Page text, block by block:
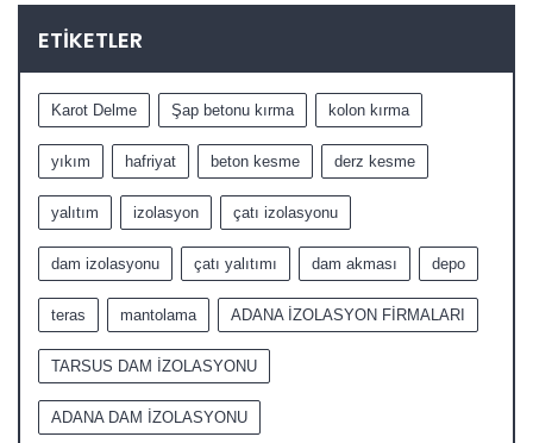
ETIKETLER
Karot Delme Şap betonu kırma kolon kırma
yıkım hafriyat beton kesme derz kesme
yalıtım izolasyon çatı izolasyonu
dam izolasyonu çatı yalıtımı dam akması depo
teras mantolama ADANA İZOLASYON FİRMALARI
TARSUS DAM İZOLASYONU
ADANA DAM İZOLASYONU